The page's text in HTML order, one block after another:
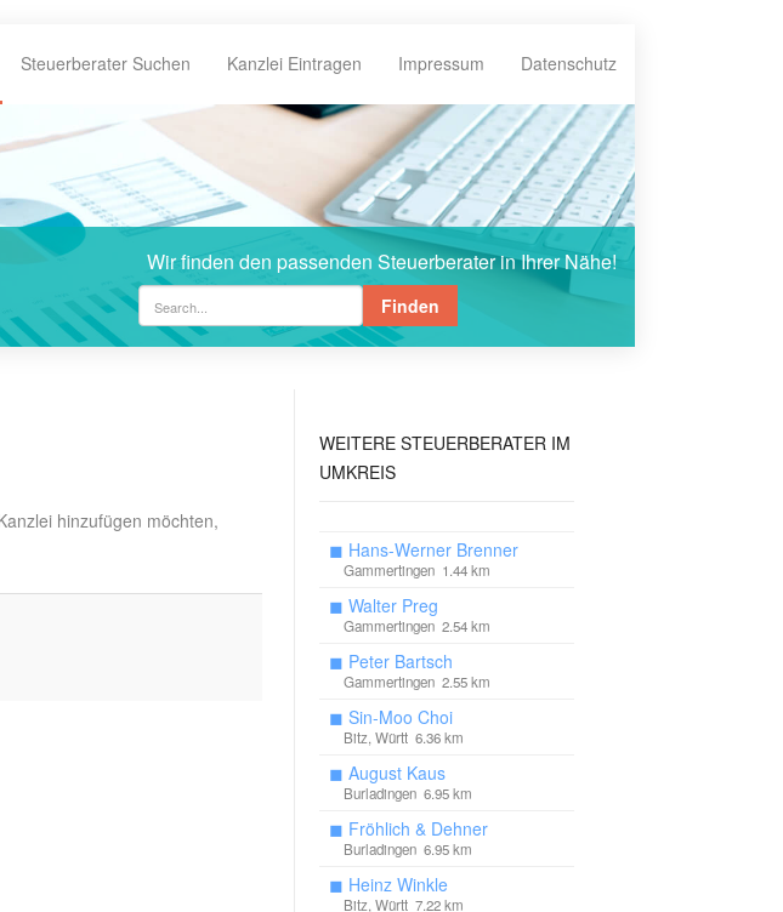
Steuerberater Suchen Kanzlei Eintragen Impressum Datenschutz
Wir finden den passenden Steuerberater in Ihrer Nähe!
Finden
hinzufügen möchten,
WEITERE STEUERBERATER IM
UMKREIS
◼ Hans-Werner Brenner
Gammertingen 1.44 km
◼ Walter Preg
Gammertingen 2.54 km
◼ Peter Bartsch
Gammertingen 2.55 km
◼ Sin-Moo Choi
Bitz, Württ 6.36 km
◼ August Kaus
Burladingen 6.95 km
◼ Fröhlich & Dehner
Burladingen 6.95 km
◼ Heinz Winkle
Bitz, Württ 7.22 km